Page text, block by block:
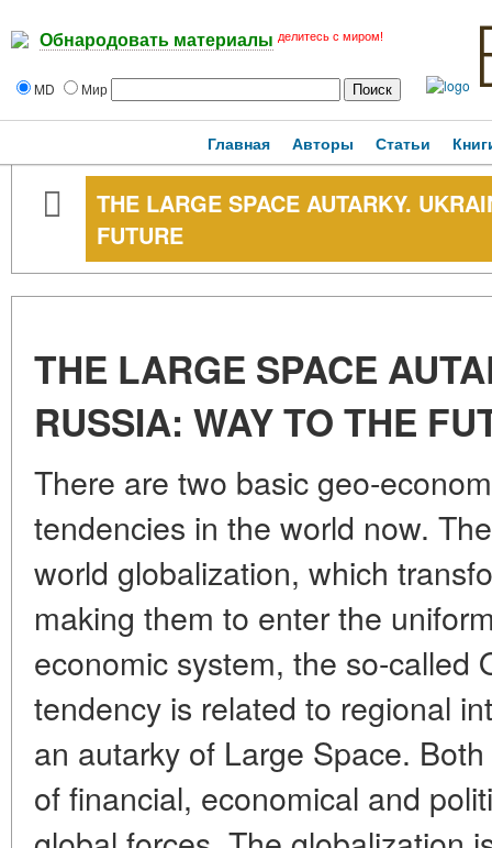
Обнародовать материалы делитесь с миром!
MD Мир
Главная Авторы Статьи
THE LARGE SPACE AUTARKY.
FUTURE
THE LARGE SPACE
RUSSIA: WAY TO THE
There are two basic geo-
tendencies in the world now.
world globalization, which
making them to enter the
economic system, the so-called
tendency is related to regional
an autarky of Large Space.
of financial, economical and